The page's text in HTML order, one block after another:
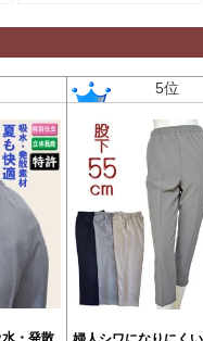
・発散
5位